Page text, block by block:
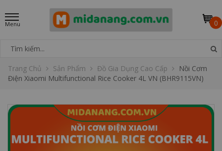
0
Trang Chủ Sản Phẩm Đồ Gia Dụng Cao Cấp
Nồi Cơm
Điện Xiaomi Multifunctional Rice Cooker 4L VN (BHR9115VN)